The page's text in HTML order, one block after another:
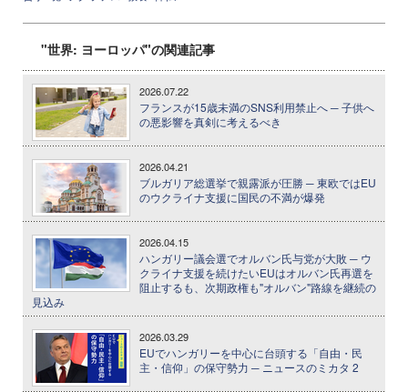
"世界: ヨーロッパ"の関連記事
2026.07.22
フランスが15歳未満のSNS利用禁止へ ─ 子供へ
の悪影響を真剣に考えるべき
2026.04.21
ブルガリア総選挙で親露派が圧勝 ─ 東欧ではEU
のウクライナ支援に国民の不満が爆発
2026.04.15
ハンガリー議会選でオルバン氏与党が大敗 ─ ウ
クライナ支援を続けたいEUはオルバン氏再選を
阻止するも、次期政権も"オルバン"路線を継続の
見込み
2026.03.29
EUでハンガリーを中心に台頭する「自由・民
主・信仰」の保守勢力 ─ ニュースのミカタ 2